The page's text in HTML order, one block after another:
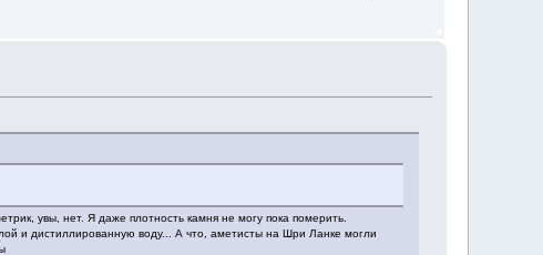
увы, нет. Я даже плотность камня не могу пока померить.
и дистиллированную воду... А что, аметисты на Шри Ланке могли